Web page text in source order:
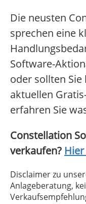
Die neusten
sprechen eine
Software-
oder sollten
aktuellen
erfahren Sie
Constellation
verkaufen?
Disclaimer zu
Anlageberatung,